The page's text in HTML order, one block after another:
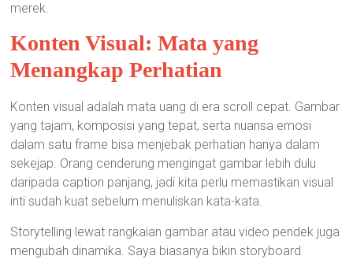
merek.
Konten Visual: Mata yang
Menangkap Perhatian
Konten visual adalah mata uang di era scroll cepat. Gambar
yang tajam, komposisi yang tepat, serta nuansa emosi
dalam satu frame bisa menjebak perhatian hanya dalam
sekejap. Orang cenderung mengingat gambar lebih dulu
daripada caption panjang, jadi kita perlu memastikan visual
inti sudah kuat sebelum menuliskan kata-kata.
Storytelling lewat rangkaian gambar atau video pendek juga
mengubah dinamika. Saya biasanya bikin storyboard